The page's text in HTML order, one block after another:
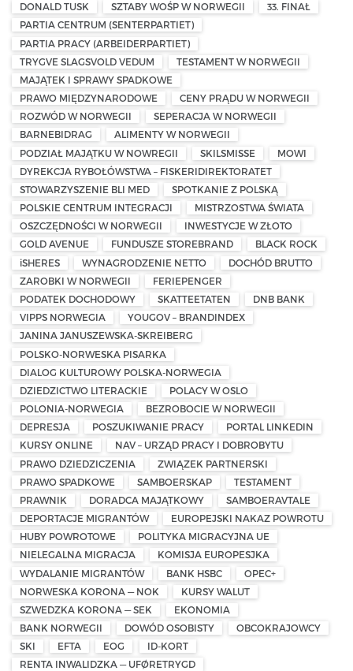
DONALD TUSK
SZTABY WOŚP W NORWEGII
33. FINAŁ
PARTIA CENTRUM (SENTERPARTIET)
PARTIA PRACY (ARBEIDERPARTIET)
TRYGVE SLAGSVOLD VEDUM
TESTAMENT W NORWEGII
MAJĄTEK I SPRAWY SPADKOWE
PRAWO MIĘDZYNARODOWE
CENY PRĄDU W NORWEGII
ROZWÓD W NORWEGII
SEPERACJA W NORWEGII
BARNEBIDRAG
ALIMENTY W NORWEGII
PODZIAŁ MAJĄTKU W NOWREGII
SKILSMISSE
MOWI
DYREKCJA RYBOŁÓWSTWA – FISKERIDIREKTORATET
STOWARZYSZENIE BLI MED
SPOTKANIE Z POLSKĄ
POLSKIE CENTRUM INTEGRACJI
MISTRZOSTWA ŚWIATA
OSZCZĘDNOŚCI W NORWEGII
INWESTYCJE W ZŁOTO
GOLD AVENUE
FUNDUSZE STOREBRAND
BLACK ROCK
iSHERES
WYNAGRODZENIE NETTO
DOCHÓD BRUTTO
ZAROBKI W NORWEGII
FERIEPENGER
PODATEK DOCHODOWY
SKATTEETATEN
DNB BANK
VIPPS NORWEGIA
YOUGOV – BRANDINDEX
JANINA JANUSZEWSKA-SKREIBERG
POLSKO-NORWESKA PISARKA
DIALOG KULTUROWY POLSKA-NORWEGIA
DZIEDZICTWO LITERACKIE
POLACY W OSLO
POLONIA-NORWEGIA
BEZROBOCIE W NORWEGII
DEPRESJA
POSZUKIWANIE PRACY
PORTAL LINKEDIN
KURSY ONLINE
NAV – URZĄD PRACY I DOBROBYTU
PRAWO DZIEDZICZENIA
ZWIĄZEK PARTNERSKI
PRAWO SPADKOWE
SAMBOERSKAP
TESTAMENT
PRAWNIK
DORADCA MAJĄTKOWY
SAMBOERAVTALE
DEPORTACJE MIGRANTÓW
EUROPEJSKI NAKAZ POWROTU
HUBY POWROTOWE
POLITYKA MIGRACYJNA UE
NIELEGALNA MIGRACJA
KOMISJA EUROPESJKA
WYDALANIE MIGRANTÓW
BANK HSBC
OPEC+
NORWESKA KORONA — NOK
KURSY WALUT
SZWEDZKA KORONA — SEK
EKONOMIA
BANK NORWEGII
DOWÓD OSOBISTY
OBCOKRAJOWCY
SKI
EFTA EOG
ID-KORT
RENTA INWALIDZKA — UFØRETRYGD